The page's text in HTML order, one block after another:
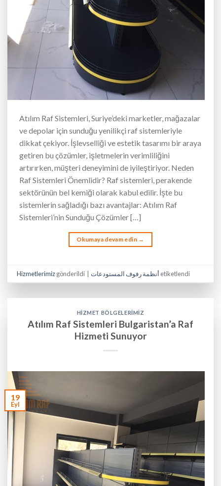
Atılım Raf Sistemleri, Suriye’deki marketler, mağazalar
ve depolar için sunduğu yenilikçi raf sistemleriyle
dikkat çekiyor. İşlevselliği ve estetik tasarımı bir araya
getiren bu çözümler, işletmelerin verimliliğini
artırırken, müşteri deneyimini de iyileştiriyor. Neden
Raf Sistemleri Önemlidir? Raf sistemleri, perakende
sektörünün bel kemiği olarak kabul edilir. İşte bu
sistemlerin sağladığı bazı avantajlar: Atılım Raf
Sistemleri’nin Sunduğu Çözümler […]
Okumaya devam edin →
Hizmetlerimizgönderildi أنظمة رفوف المستودعات etiketlendi
HIZMET BÖLGELERIMIZ
Atılım Raf Sistemleri Bulgaristan’a Raf
Hizmeti Sunuyor
19
Eyl